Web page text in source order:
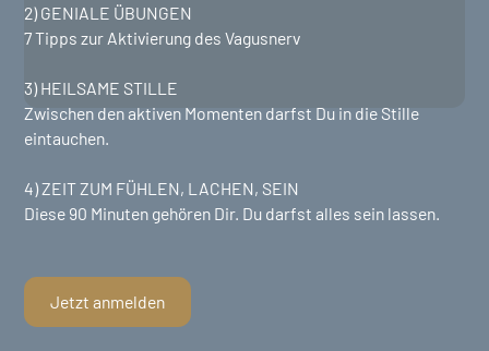
2) GENIALE ÜBUNGEN
7 Tipps zur Aktivierung des Vagusnerv
3) HEILSAME STILLE
Zwischen den aktiven Momenten darfst Du in die Stille
eintauchen.
4) ZEIT ZUM FÜHLEN, LACHEN, SEIN
Diese 90 Minuten gehören Dir. Du darfst alles sein lassen.
Jetzt anmelden